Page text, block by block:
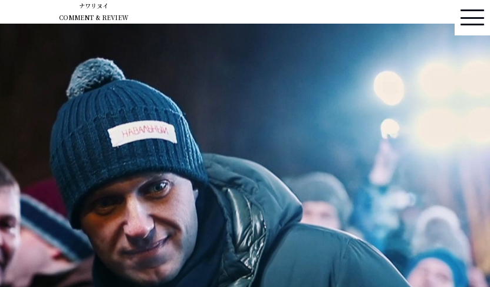
CREW & CAST
TRAILER
THEATER
ナワリヌイ
COMMENT & REVIEW